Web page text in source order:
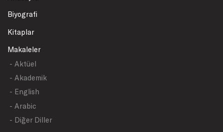
Biyografi
Kitaplar
Makaleler
- Aktüel
- Akademik
- English
- Arabic
- Diğer Diller